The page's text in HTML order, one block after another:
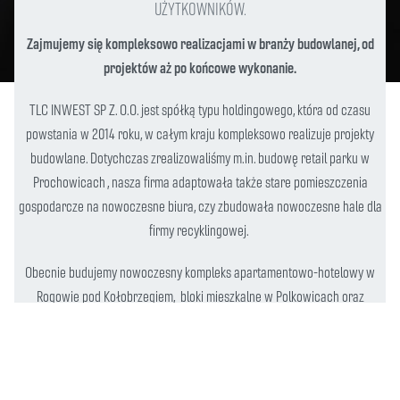
użytkowników.
Zajmujemy się kompleksowo realizacjami w branży budowlanej, od
projektów aż po końcowe wykonanie.
TLC INWEST SP Z. O.O. jest spółką typu holdingowego, która od czasu
powstania w 2014 roku, w całym kraju kompleksowo realizuje projekty
budowlane. Dotychczas zrealizowaliśmy m.in. budowę retail parku w
Prochowicach , nasza firma adaptowała także stare pomieszczenia
gospodarcze na nowoczesne biura, czy zbudowała nowoczesne hale dla
firmy recyklingowej.
Obecnie budujemy nowoczesny kompleks apartamentowo-hotelowy w
Rogowie pod Kołobrzegiem, bloki mieszkalne w Polkowicach oraz